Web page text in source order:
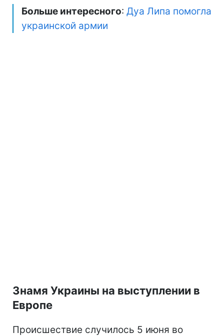
Больше интересного: Дуа Липа помогла
украинской армии
Знамя Украины на выступлении в
Европе
Происшествие случилось 5 июня во